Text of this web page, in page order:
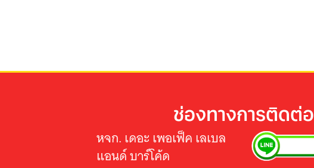
ช่องทางการติดต่อ
หจก. เดอะ เพอเฟ็ค เลเบล
แอนด์ บาร์โค้ด